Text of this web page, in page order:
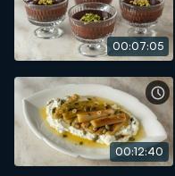
00:07:05
00:12:40